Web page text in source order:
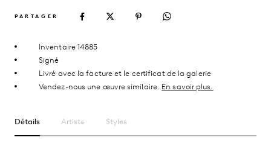
PARTAGER
Inventaire 14885
Signé
Livré avec la facture et le certificat de la galerie
Vendez-nous une œuvre similaire. En savoir plus.
Détails Artiste Styles